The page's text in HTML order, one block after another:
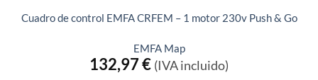
Cuadro de control EMFA CRFEM – 1 motor 230v Push & Go
EMFA Map
132,97€ (IVA incluido)